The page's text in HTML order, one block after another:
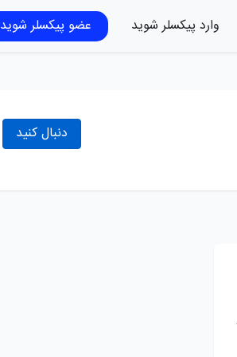
وارد پیکسلر شوید عضو پیکسلر شوید
دنبال کنید